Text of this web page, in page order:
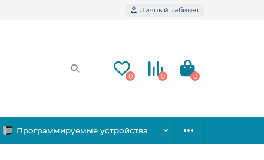
Личный кабинет
0 0 0
Программируемые устройства